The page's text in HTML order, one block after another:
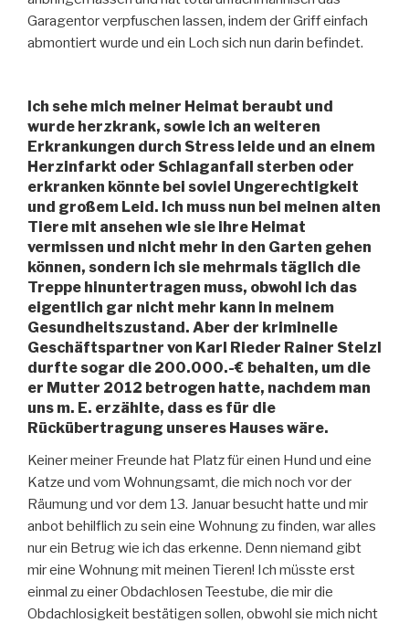
Garagentor verpfuschen lassen, indem der Griff einfach
abmontiert wurde und ein Loch sich nun darin befindet.
Ich sehe mich meiner Heimat beraubt und
wurde herzkrank, sowie ich an weiteren
Erkrankungen durch Stress leide und an einem
Herzinfarkt oder Schlaganfall sterben oder
erkranken könnte bei soviel Ungerechtigkeit
und großem Leid. Ich muss nun bei meinen alten
Tiere mit ansehen wie sie ihre Heimat
vermissen und nicht mehr in den Garten gehen
können, sondern ich sie mehrmals täglich die
Treppe hinuntertragen muss, obwohl ich das
eigentlich gar nicht mehr kann in meinem
Gesundheitszustand. Aber der kriminelle
Geschäftspartner von Karl Rieder Rainer Stelzl
durfte sogar die 200.000.-€ behalten, um die
er Mutter 2012 betrogen hatte, nachdem man
uns m. E. erzählte, dass es für die
Rückübertragung unseres Hauses wäre.
Keiner meiner Freunde hat Platz für einen Hund und eine
Katze und vom Wohnungsamt, die mich noch vor der
Räumung und vor dem 13. Januar besucht hatte und mir
anbot behilflich zu sein eine Wohnung zu finden, war alles
nur ein Betrug wie ich das erkenne. Denn niemand gibt
mir eine Wohnung mit meinen Tieren! Ich müsste erst
einmal zu einer Obdachlosen Teestube, die mir die
Obdachlosigkeit bestätigen sollen, obwohl sie mich nicht